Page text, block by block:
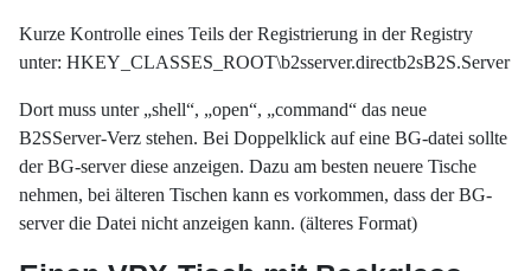
Kurze Kontrolle eines Teils der Registrierung in der Registry
unter: HKEY_CLASSES_ROOT\b2sserver.directb2sB2S.Server
Dort muss unter „shell“, „open“, „command“ das neue
B2SServer-Verz stehen. Bei Doppelklick auf eine BG-datei sollte
der BG-server diese anzeigen. Dazu am besten neuere Tische
nehmen, bei älteren Tischen kann es vorkommen, dass der BG-
server die Datei nicht anzeigen kann. (älteres Format)